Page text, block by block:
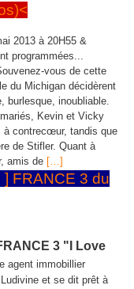
2013 à 20H55 &
programmées...
vous de cette
du Michigan décidèrent
inoubliable.
Kevin et Vicky
à contrecœur, tandis que
de Stifler. Quant à
amis de […]
FRANCE 3 du
3 "I Love
agent immobillier
et se dit prêt à